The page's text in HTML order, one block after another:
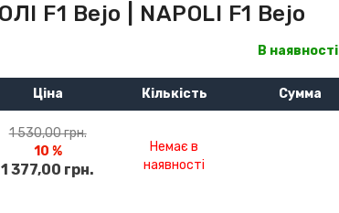
F1 Bejo | NAPOLI F1 Bejo
В наявності
Ціна Кількість Сумма
1 530,00 грн.
10 %
1 377,00 грн.
Немає в
наявності